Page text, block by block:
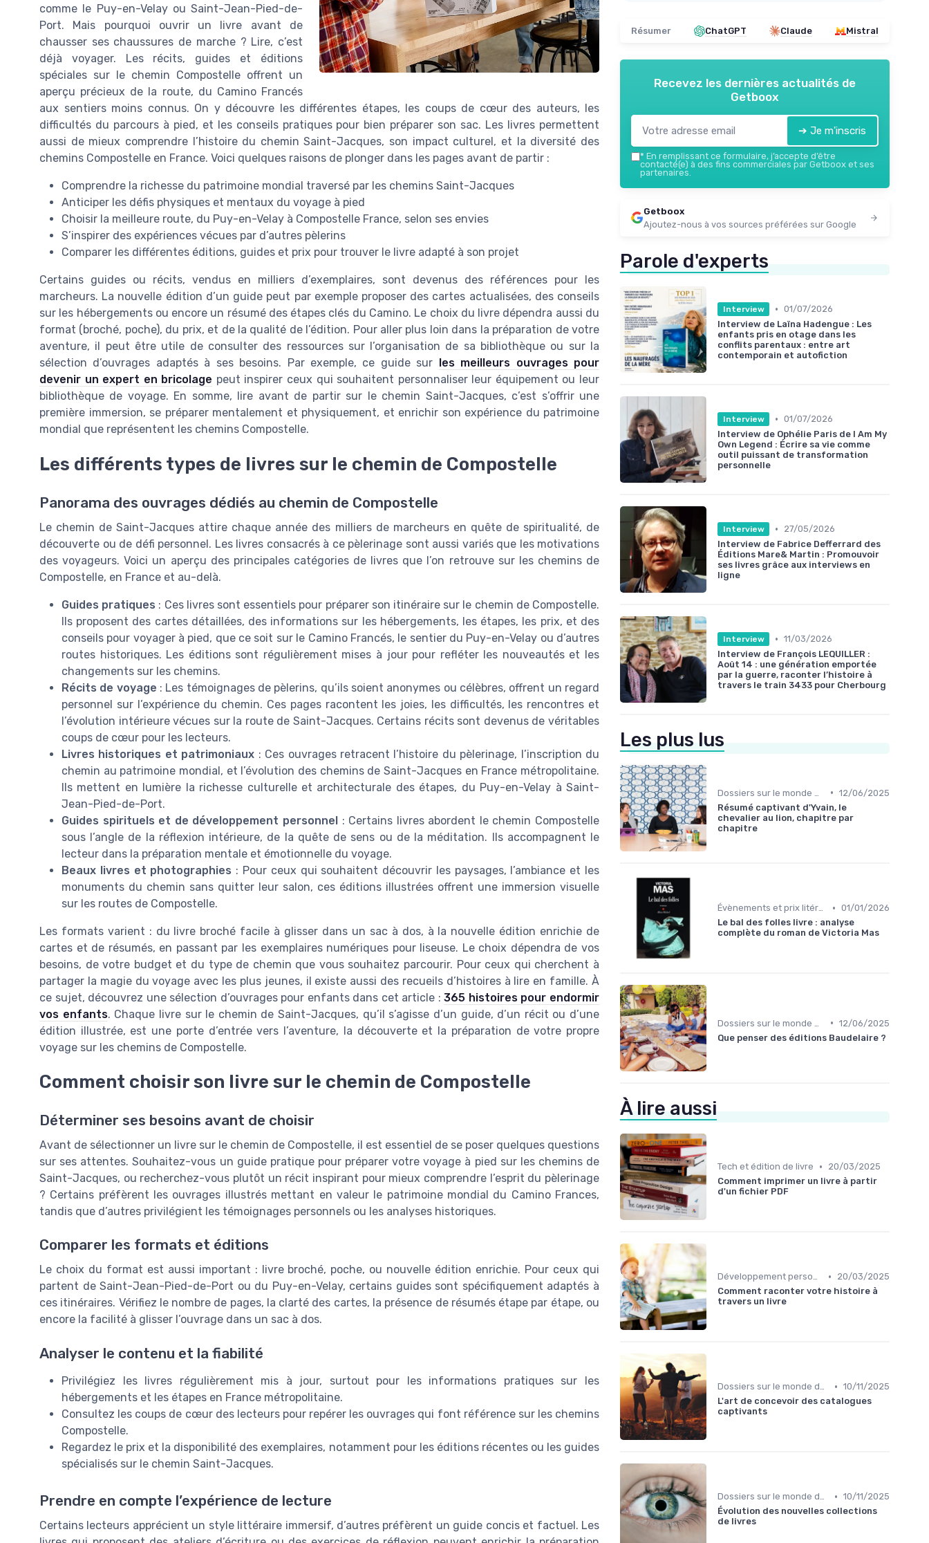
comme le Puy-en-Velay ou Saint-Jean-Pied-de-
Port. Mais pourquoi ouvrir un livre avant de
chausser ses chaussures de marche ? Lire, c’est
déjà voyager. Les récits, guides et éditions
spéciales sur le chemin Compostelle offrent un
aperçu précieux de la route, du Camino Francés
aux sentiers moins connus. On y découvre les différentes étapes, les coups de cœur des auteurs, les
difficultés du parcours à pied, et les conseils pratiques pour bien préparer son sac. Les livres permettent
aussi de mieux comprendre l’histoire du chemin Saint-Jacques, son impact culturel, et la diversité des
chemins Compostelle en France. Voici quelques raisons de plonger dans les pages avant de partir :
Comprendre la richesse du patrimoine mondial traversé par les chemins Saint-Jacques
Anticiper les défis physiques et mentaux du voyage à pied
Choisir la meilleure route, du Puy-en-Velay à Compostelle France, selon ses envies
S’inspirer des expériences vécues par d’autres pèlerins
Comparer les différentes éditions, guides et prix pour trouver le livre adapté à son projet
Certains guides ou récits, vendus en milliers d’exemplaires, sont devenus des références pour les
marcheurs. La nouvelle édition d’un guide peut par exemple proposer des cartes actualisées, des conseils
sur les hébergements ou encore un résumé des étapes clés du Camino. Le choix du livre dépendra aussi du
format (broché, poche), du prix, et de la qualité de l’édition. Pour aller plus loin dans la préparation de votre
aventure, il peut être utile de consulter des ressources sur l’organisation de sa bibliothèque ou sur la
sélection d’ouvrages adaptés à ses besoins. Par exemple, ce guide sur
les meilleurs ouvrages pour
devenir un expert en bricolage peut inspirer ceux qui souhaitent personnaliser leur équipement ou leur
bibliothèque de voyage. En somme, lire avant de partir sur le chemin Saint-Jacques, c’est s’offrir une
première immersion, se préparer mentalement et physiquement, et enrichir son expérience du patrimoine
mondial que représentent les chemins Compostelle.
Les différents types de livres sur le chemin de Compostelle
Panorama des ouvrages dédiés au chemin de Compostelle
Le chemin de Saint-Jacques attire chaque année des milliers de marcheurs en quête de spiritualité, de
découverte ou de défi personnel. Les livres consacrés à ce pèlerinage sont aussi variés que les motivations
des voyageurs. Voici un aperçu des principales catégories de livres que l’on retrouve sur les chemins de
Compostelle, en France et au-delà.
Guides pratiques : Ces livres sont essentiels pour préparer son itinéraire sur le chemin de Compostelle.
Ils proposent des cartes détaillées, des informations sur les hébergements, les étapes, les prix, et des
conseils pour voyager à pied, que ce soit sur le Camino Francés, le sentier du Puy-en-Velay ou d’autres
routes historiques. Les éditions sont régulièrement mises à jour pour refléter les nouveautés et les
changements sur les chemins.
Récits de voyage : Les témoignages de pèlerins, qu’ils soient anonymes ou célèbres, offrent un regard
personnel sur l’expérience du chemin. Ces pages racontent les joies, les difficultés, les rencontres et
l’évolution intérieure vécues sur la route de Saint-Jacques. Certains récits sont devenus de véritables
coups de cœur pour les lecteurs.
Livres historiques et patrimoniaux : Ces ouvrages retracent l’histoire du pèlerinage, l’inscription du
chemin au patrimoine mondial, et l’évolution des chemins de Saint-Jacques en France métropolitaine.
Ils mettent en lumière la richesse culturelle et architecturale des étapes, du Puy-en-Velay à Saint-
Jean-Pied-de-Port.
Guides spirituels et de développement personnel: Certains livres abordent le chemin Compostelle
sous l’angle de la réflexion intérieure, de la quête de sens ou de la méditation. Ils accompagnent le
lecteur dans la préparation mentale et émotionnelle du voyage.
Beaux livres et photographies : Pour ceux qui souhaitent découvrir les paysages, l’ambiance et les
monuments du chemin sans quitter leur salon, ces éditions illustrées offrent une immersion visuelle
sur les routes de Compostelle.
Les formats varient : du livre broché facile à glisser dans un sac à dos, à la nouvelle édition enrichie de
cartes et de résumés, en passant par les exemplaires numériques pour liseuse. Le choix dépendra de vos
besoins, de votre budget et du type de chemin que vous souhaitez parcourir. Pour ceux qui cherchent à
partager la magie du voyage avec les plus jeunes, il existe aussi des recueils d’histoires à lire en famille. À
ce sujet, découvrez une sélection d’ouvrages pour enfants dans cet article :365 histoires pour endormir
vos enfants. Chaque livre sur le chemin de Saint-Jacques, qu’il s’agisse d’un guide, d’un récit ou d’une
édition illustrée, est une porte d’entrée vers l’aventure, la découverte et la préparation de votre propre
voyage sur les chemins de Compostelle.
Comment choisir son livre sur le chemin de Compostelle
Déterminer ses besoins avant de choisir
Avant de sélectionner un livre sur le chemin de Compostelle, il est essentiel de se poser quelques questions
sur ses attentes. Souhaitez-vous un guide pratique pour préparer votre voyage à pied sur les chemins de
Saint-Jacques, ou recherchez-vous plutôt un récit inspirant pour mieux comprendre l’esprit du pèlerinage
? Certains préfèrent les ouvrages illustrés mettant en valeur le patrimoine mondial du Camino Frances,
tandis que d’autres privilégient les témoignages personnels ou les analyses historiques.
Comparer les formats et éditions
Le choix du format est aussi important : livre broché, poche, ou nouvelle édition enrichie. Pour ceux qui
partent de Saint-Jean-Pied-de-Port ou du Puy-en-Velay, certains guides sont spécifiquement adaptés à
ces itinéraires. Vérifiez le nombre de pages, la clarté des cartes, la présence de résumés étape par étape, ou
encore la facilité à glisser l’ouvrage dans un sac à dos.
Analyser le contenu et la fiabilité
Privilégiez les livres régulièrement mis à jour, surtout pour les informations pratiques sur les
hébergements et les étapes en France métropolitaine.
Consultez les coups de cœur des lecteurs pour repérer les ouvrages qui font référence sur les chemins
Compostelle.
Regardez le prix et la disponibilité des exemplaires, notamment pour les éditions récentes ou les guides
spécialisés sur le chemin Saint-Jacques.
Prendre en compte l’expérience de lecture
Certains lecteurs apprécient un style littéraire immersif, d’autres préfèrent un guide concis et factuel. Les
Résumer ChatGPT Claude Mistral
Recevez les dernières actualités de
Getboox
➔ Je m'inscris
* En remplissant ce formulaire, j’accepte d’être
contacté(e) à des fins commerciales par Getboox et ses
partenaires.
Getboox
Ajoutez-nous à vos sources préférées sur Google
Parole d'experts
Interview • 01/07/2026
Interview de Laïna Hadengue : Les
enfants pris en otage dans les
conflits parentaux : entre art
contemporain et autofiction
Interview • 01/07/2026
Interview de Ophélie Paris de I Am My
Own Legend : Écrire sa vie comme
outil puissant de transformation
personnelle
Interview •
27/05/2026
Interview de Fabrice Defferrard des
Éditions Mare& Martin : Promouvoir
ses livres grâce aux interviews en
ligne
Interview • 11/03/2026
Interview de François LEQUILLER :
Août 14 : une génération emportée
par la guerre, raconter l’histoire à
travers le train 3433 pour Cherbourg
Les plus lus
• 12/06/2025
Résumé captivant d'Yvain, le
chevalier au lion, chapitre par
chapitre
Évènements et prix litéraires • 01/01/2026
Le bal des folles livre : analyse
complète du roman de Victoria Mas
• 12/06/2025
Que penser des éditions Baudelaire ?
À lire aussi
Tech et édition de livre •
20/03/2025
Comment imprimer un livre à partir
d'un fichier PDF
Développement personnel •
20/03/2025
Comment raconter votre histoire à
travers un livre
Dossiers sur le monde de l'édition • 10/11/2025
L'art de concevoir des catalogues
captivants
Dossiers sur le monde de l'édition • 10/11/2025
Évolution des nouvelles collections
de livres